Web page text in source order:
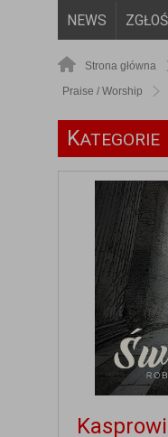
NEWS
Strona główna
Praise / Worship
KATEGORIE